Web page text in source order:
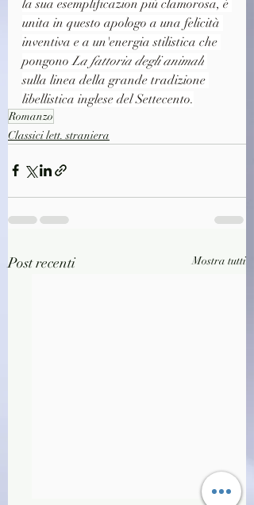
la sua esemplificazion più clamorosa, è
unita in questo apologo a una felicità
inventiva e a un'energia stilistica che
pongono La fattoria degli animali
sulla linea della grande tradizione
libellistica inglese del Settecento.
Romanzo
Classici lett. straniera
Post recenti Mostra tutti